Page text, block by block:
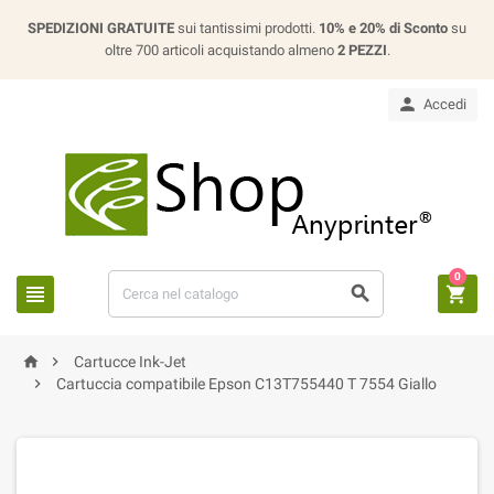
SPEDIZIONI GRATUITE sui tantissimi prodotti. 10% e 20% di Sconto su
oltre 700 articoli acquistando almeno 2 PEZZI.
 Accedi
  
0
 
Cartucce Ink-Jet

Cartuccia compatibile Epson C13T755440 T 7554 Giallo